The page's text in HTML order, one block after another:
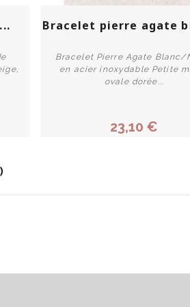
de l’acier inoxydable étant
de toutes les tendances. Côté
les bracelets perle fantaisie.
pour vous offrir un style
Bracelet pierre agate
Bracelet Pierre Agate Blanc/
en acier inoxydable Petite
ovale dorée...
23,10 €